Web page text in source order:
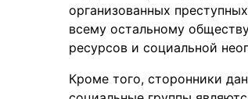
организованных
всему остальному
ресурсов и социальной
Кроме того, сторонники